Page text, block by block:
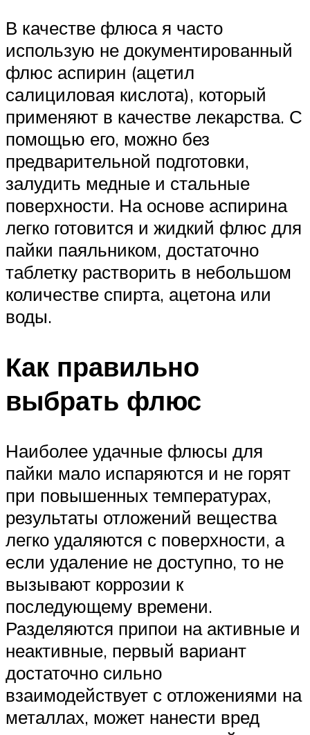
В качестве флюса я часто
использую не документированный
флюс аспирин (ацетил
салициловая кислота), который
применяют в качестве лекарства. С
помощью его, можно без
предварительной подготовки,
залудить медные и стальные
поверхности. На основе аспирина
легко готовится и жидкий флюс для
пайки паяльником, достаточно
таблетку растворить в небольшом
количестве спирта, ацетона или
воды.
Как правильно
выбрать флюс
Наиболее удачные флюсы для
пайки мало испаряются и не горят
при повышенных температурах,
результаты отложений вещества
легко удаляются с поверхности, а
если удаление не доступно, то не
вызывают коррозии к
последующему времени.
Разделяются припои на активные и
неактивные, первый вариант
достаточно сильно
взаимодействует с отложениями на
металлах, может нанести вред